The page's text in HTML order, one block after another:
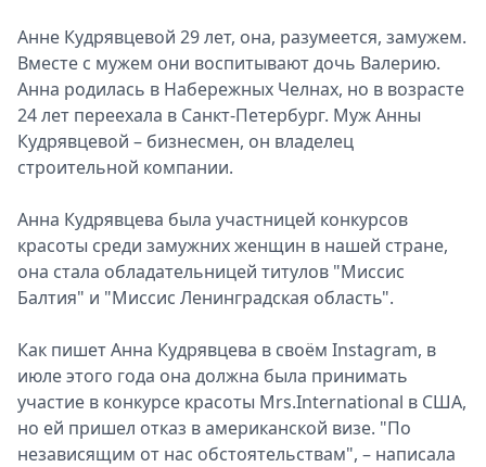
релизы
О
Metro
Стримы
Спецпроекты
Звезды
2026
Скачай
Metro
Анне Кудрявцевой 29 лет, она, разумеется, замужем.
Вместе с мужем они воспитывают дочь Валерию.
Анна родилась в Набережных Челнах, но в возрасте
24 лет переехала в Санкт-Петербург. Муж Анны
Кудрявцевой – бизнесмен, он владелец
строительной компании.
Анна Кудрявцева была участницей конкурсов
красоты среди замужних женщин в нашей стране,
она стала обладательницей титулов "Миссис
Балтия" и "Миссис Ленинградская область".
Как пишет Анна Кудрявцева в своём Instagram, в
июле этого года она должна была принимать
участие в конкурсе красоты Mrs.International в США,
но ей пришел отказ в американской визе. "По
независящим от нас обстоятельствам", – написала